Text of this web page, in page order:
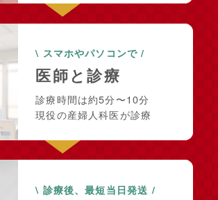
\ スマホやパソコンで /
医師と診療
診療時間は約5分〜10分
現役の産婦人科医が診療
\ 診療後、最短当日発送 /